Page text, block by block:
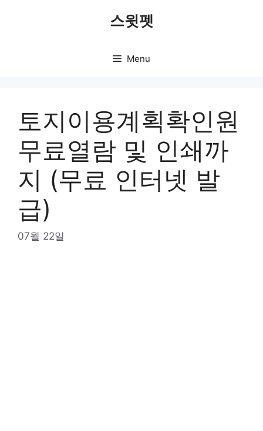
스윗펫
Menu
토지이용계획확인원
무료열람 및 인쇄까
지 (무료 인터넷 발
급)
07월 22일